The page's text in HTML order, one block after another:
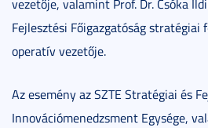
vezetője, valamint Prof. Dr. Csóka
Fejlesztési Főigazgatóság stratégiai
operatív vezetője.
Az esemény az SZTE Stratégiai és
Innovációmenedzsment Egysége,